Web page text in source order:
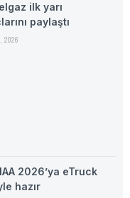
ilk yarı
paylaştı
2026
2026’ya eTruck
hazır